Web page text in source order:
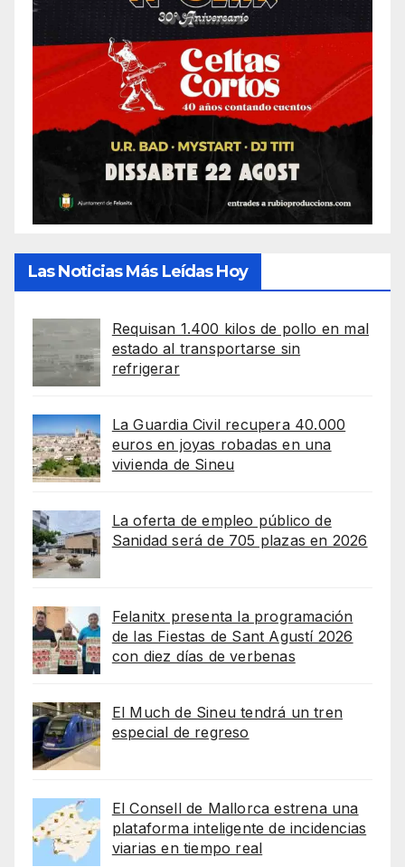
Las Noticias Más Leídas Hoy
Requisan 1.400 kilos de pollo en mal
estado al transportarse sin
refrigerar
La Guardia Civil recupera 40.000
euros en joyas robadas en una
vivienda de Sineu
La oferta de empleo público de
Sanidad será de 705 plazas en 2026
Felanitx presenta la programación
de las Fiestas de Sant Agustí 2026
con diez días de verbenas
El Much de Sineu tendrá un tren
especial de regreso
El Consell de Mallorca estrena una
plataforma inteligente de incidencias
viarias en tiempo real